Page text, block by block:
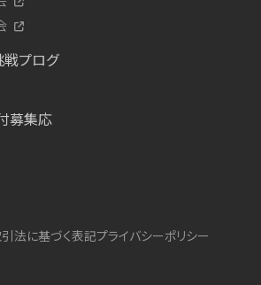
戦プログ
募集応
法に基づく表記プライバシーポリシー